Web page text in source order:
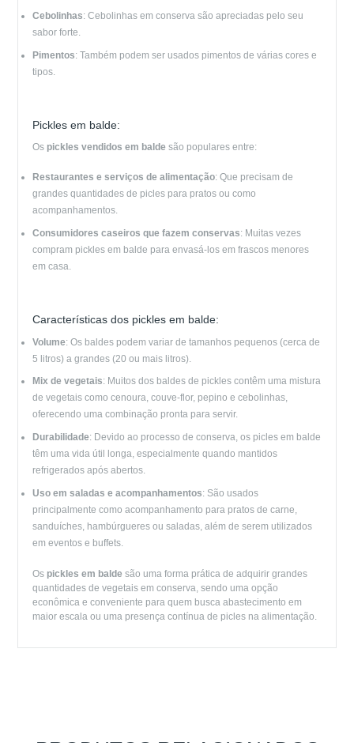
Cebolinhas: Cebolinhas em conserva são apreciadas pelo seu
sabor forte.
Pimentos: Também podem ser usados pimentos de várias cores e
tipos.
Pickles em balde:
Os pickles vendidos em balde são populares entre:
Restaurantes e serviços de alimentação: Que precisam de
grandes quantidades de picles para pratos ou como
acompanhamentos.
Consumidores caseiros que fazem conservas: Muitas vezes
compram pickles em balde para envasá-los em frascos menores
em casa.
Características dos pickles em balde:
Volume: Os baldes podem variar de tamanhos pequenos (cerca de
5 litros) a grandes (20 ou mais litros).
Mix de vegetais: Muitos dos baldes de pickles contêm uma mistura
de vegetais como cenoura, couve-flor, pepino e cebolinhas,
oferecendo uma combinação pronta para servir.
Durabilidade: Devido ao processo de conserva, os picles em balde
têm uma vida útil longa, especialmente quando mantidos
refrigerados após abertos.
Uso em saladas e acompanhamentos: São usados
principalmente como acompanhamento para pratos de carne,
sanduíches, hambúrgueres ou saladas, além de serem utilizados
em eventos e buffets.
Os pickles em balde são uma forma prática de adquirir grandes
quantidades de vegetais em conserva, sendo uma opção
econômica e conveniente para quem busca abastecimento em
maior escala ou uma presença contínua de picles na alimentação.